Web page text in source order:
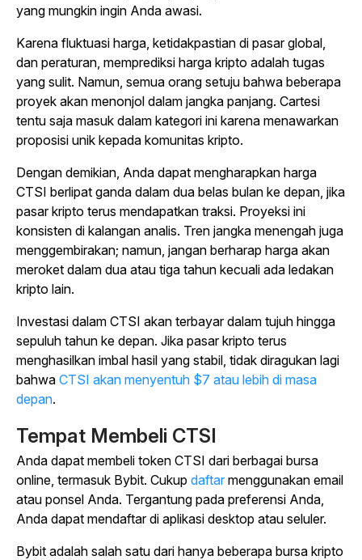
yang mungkin ingin Anda awasi.
Karena fluktuasi harga, ketidakpastian di pasar global,
dan peraturan, memprediksi harga kripto adalah tugas
yang sulit. Namun, semua orang setuju bahwa beberapa
proyek akan menonjol dalam jangka panjang. Cartesi
tentu saja masuk dalam kategori ini karena menawarkan
proposisi unik kepada komunitas kripto.
Dengan demikian, Anda dapat mengharapkan harga
CTSI berlipat ganda dalam dua belas bulan ke depan, jika
pasar kripto terus mendapatkan traksi. Proyeksi ini
konsisten di kalangan analis. Tren jangka menengah juga
menggembirakan; namun, jangan berharap harga akan
meroket dalam dua atau tiga tahun kecuali ada ledakan
kripto lain.
Investasi dalam CTSI akan terbayar dalam tujuh hingga
sepuluh tahun ke depan. Jika pasar kripto terus
menghasilkan imbal hasil yang stabil, tidak diragukan lagi
bahwa CTSI akan menyentuh $7 atau lebih di masa
depan.
Tempat Membeli CTSI
Anda dapat membeli token CTSI dari berbagai bursa
online, termasuk Bybit. Cukup daftar menggunakan email
atau ponsel Anda. Tergantung pada preferensi Anda,
Anda dapat mendaftar di aplikasi desktop atau seluler.
Bybit adalah salah satu dari hanya beberapa bursa kripto